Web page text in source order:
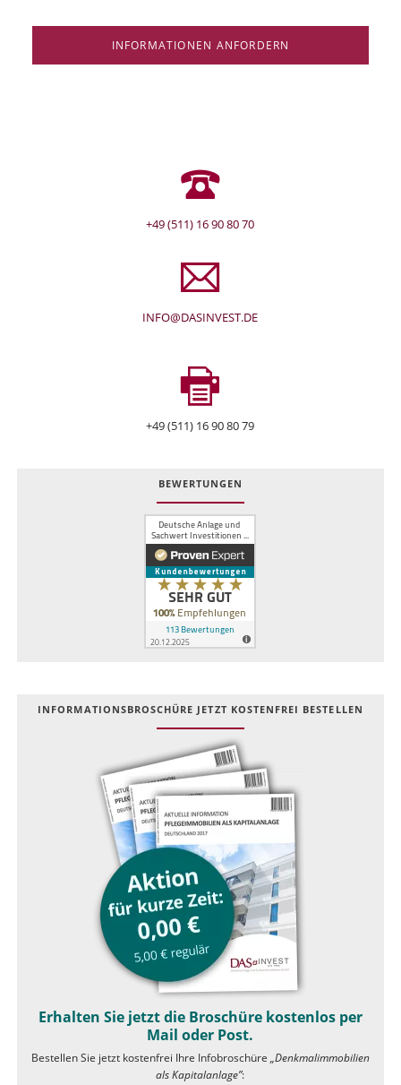
INFORMATIONEN ANFORDERN
+49 (511) 16 90 80 70
INFO@DASINVEST.DE
+49 (511) 16 90 80 79
BEWERTUNGEN
INFOR­MATIONS­BROSCHÜRE JETZT KOSTEN­FREI BESTELLEN
Erhalten Sie jetzt die Broschüre kostenlos per
Mail oder Post.
Bestellen Sie jetzt kostenfrei Ihre Infobroschüre „Denkmalimmobilien
als Kapitalanlage”: